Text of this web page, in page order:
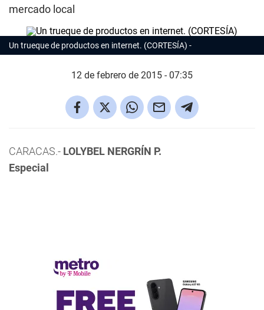
mercado local
Un trueque de productos en internet. (CORTESÍA)
12 de febrero de 2015 - 07:35
CARACAS.- LOLYBEL NERGRÍN P.
Especial